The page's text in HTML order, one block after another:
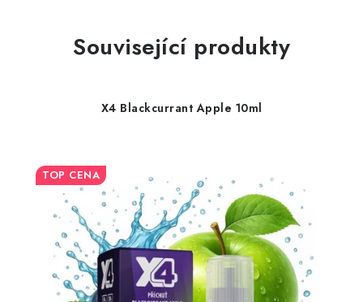
Související produkty
X4 Blackcurrant Apple 10ml
TOP CENA